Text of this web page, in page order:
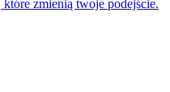
zmienią twoje podejście.